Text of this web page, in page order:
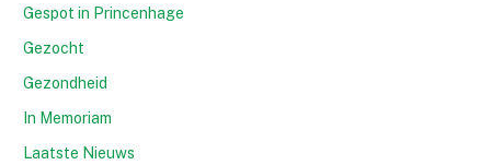
Gespot in Princenhage
Gezocht
Gezondheid
In Memoriam
Laatste Nieuws